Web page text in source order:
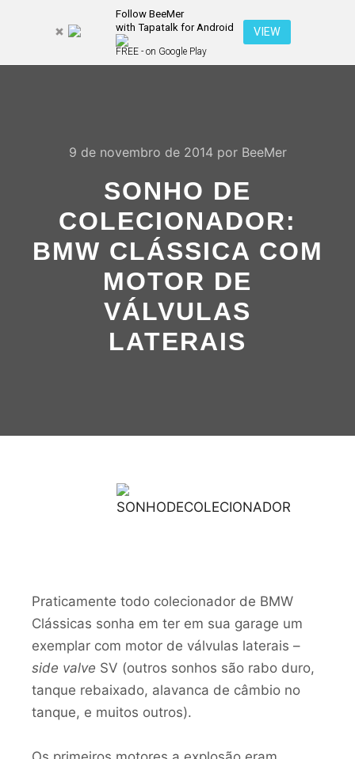
Follow BeeMer
with Tapatalk for Android
FREE - on Google Play
VIEW
9 de novembro de 2014por BeeMer
SONHO DE
COLECIONADOR:
BMW CLÁSSICA COM
MOTOR DE
VÁLVULAS
LATERAIS
Praticamente todo colecionador de BMW
Clássicas sonha em ter em sua garage um
exemplar com motor de válvulas laterais –
side valve SV (outros sonhos são rabo duro,
tanque rebaixado, alavanca de câmbio no
tanque, e muitos outros).